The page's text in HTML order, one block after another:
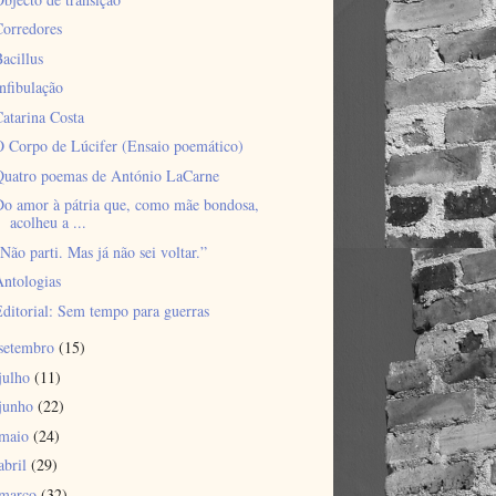
Costa
Corpo de Lúcifer (Ensaio poemático)
poemas de António LaCarne
amor à pátria que, como mãe bondosa,
acolheu a ...
parti. Mas já não sei voltar.”
Sem tempo para guerras
(15)
julho (11)
junho (22)
(24)
(29)